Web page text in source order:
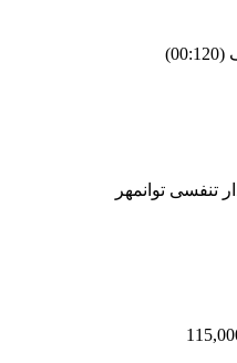
(00:
120
)
تنفسی توانمهر